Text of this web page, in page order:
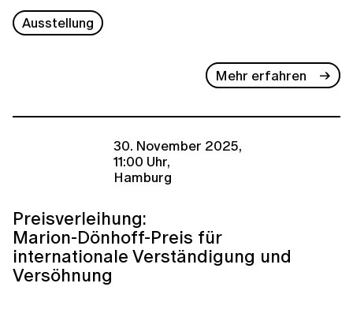
Ausstellung
Mehr erfahren
30. November 2025,
11:00 Uhr,
Hamburg
Preisverleihung:
Marion-Dönhoff-Preis für
internationale Verständigung und
Versöhnung